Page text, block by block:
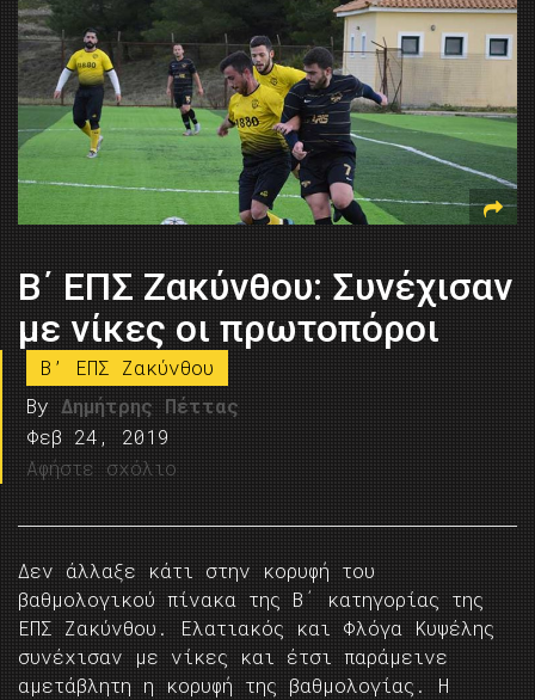
B΄ ΕΠΣ Ζακύνθου: Συνέχισαν
με νίκες οι πρωτοπόροι
B’ ΕΠΣ Ζακύνθου
By Δημήτρης Πέττας
Φεβ 24, 2019
Αφήστε σχόλιο
Δεν άλλαξε κάτι στην κορυφή του
βαθμολογικού πίνακα της Β΄ κατηγορίας της
ΕΠΣ Ζακύνθου. Ελατιακός και Φλόγα Κυψέλης
συνέχισαν με νίκες και έτσι παράμεινε
αμετάβλητη η κορυφή της βαθμολογίας. Η